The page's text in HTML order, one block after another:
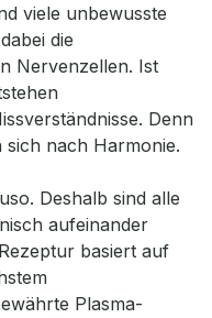
viele unbewusste
die
Nervenzellen. Ist
Denn
nach Harmonie.
Deshalb sind alle
aufeinander
basiert auf
Plasma-